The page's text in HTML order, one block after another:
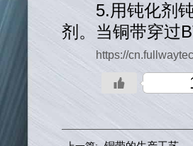
5.用钝化剂
剂。当铜带穿过
https://